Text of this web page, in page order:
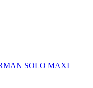
SOLO MAXI